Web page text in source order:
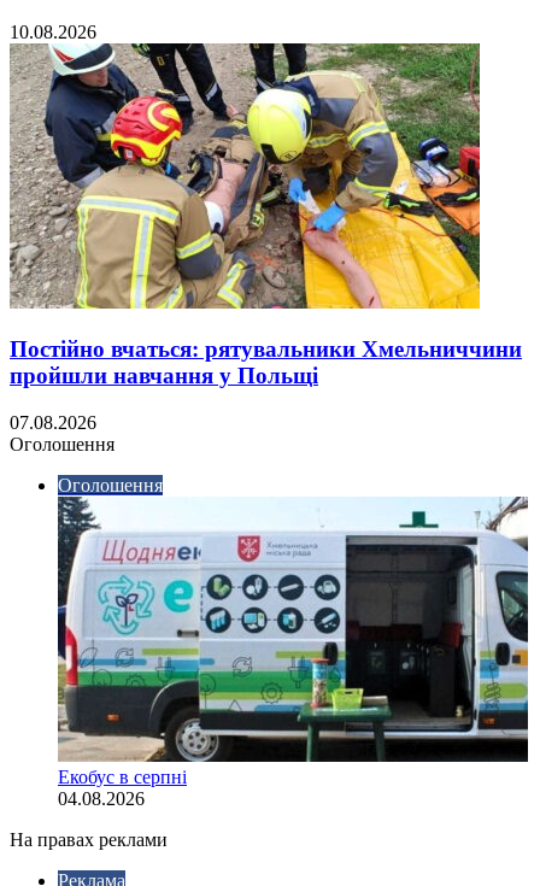
10.08.2026
Постійно вчаться: рятувальники Хмельниччини
пройшли навчання у Польщі
07.08.2026
Оголошення
Оголошення
Екобус в серпні
04.08.2026
На правах реклами
Реклама